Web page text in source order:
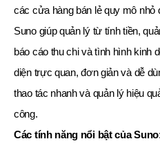
các cửa hàng bán lẻ quy mô nhỏ
Suno giúp quản lý từ tính tiền,
báo cáo thu chi và tình hình kinh
diện trực quan, đơn giản và dễ
thao tác nhanh và quản lý hiệu
công.
Các tính năng nổi bật của